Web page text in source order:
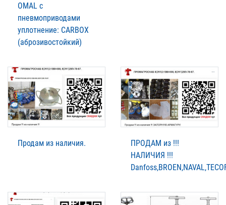
OMAL с
пневмоприводами
уплотнение: CARBOX
(аброзивостойкий)
Продам из наличия.
ПРОДАМ из !!!
НАЛИЧИЯ !!!